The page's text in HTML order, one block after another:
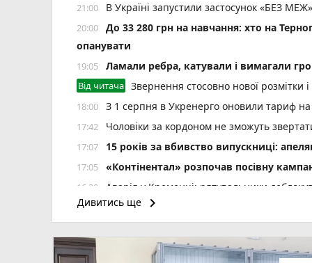
21:00 В Україні запустили застосунок «БЕЗ
20:00
До 33 280 грн на навчання: хто на
опанувати
19:05 Ламали ребра, катували і вимагали
Від читача Звернення стосовно нової розмітки
18:00 З 1 серпня в Укренерго оновили тариф на
17:42 Чоловіки за кордоном не зможуть
17:07 15 років за вбивство випускниці:
17:05 «Контінентал» розпочав посівну
16:30 Аварія у Кременці: рятувальники
15:59 До Тернополя прибули всі 17 нових
play_circle_filled
Дивитись ще keyboard_arrow_right